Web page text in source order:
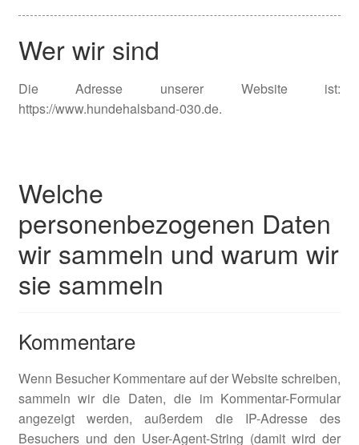
Bordüren Halsbänder
City Halsbänder
City Halsband Dotty beige Cord
Herzilein Halsbänder
Landhaus Halsbänder
Savanna Halsbänder
Kasse
Wer wir sind
Die Adresse unserer Website ist:
https://www.hundehalsband-030.de.
Welche
personenbezogenen Daten
wir sammeln und warum wir
sie sammeln
Kommentare
Wenn Besucher Kommentare auf der Website schreiben,
sammeln wir die Daten, die im Kommentar-Formular
angezeigt werden, außerdem die IP-Adresse des
Besuchers und den User-Agent-String (damit wird der